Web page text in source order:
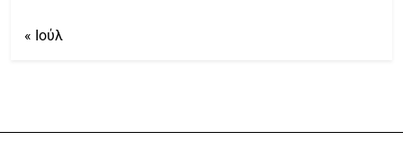
« Ιούλ